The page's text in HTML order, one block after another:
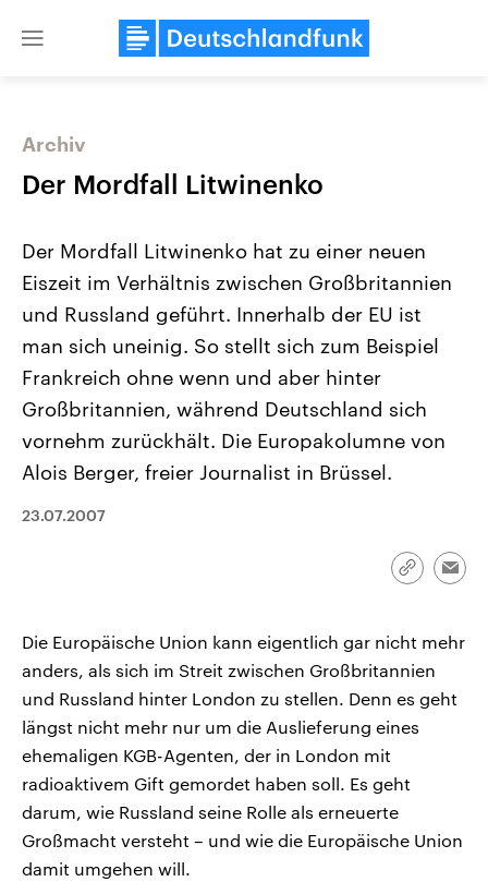
Close
Landtagswahl Sachsen-Anhalt
Alle Informationen
Sachsen-Anhalt wählt am 6.
September 2026 einen neuen
Landtag. Seit 2021 wird das
Bundesland von einer Koalition aus
Umfragen, Prognosen,
USA
Aktuelle Beiträge,
Hintergründe
Wirtschaftlich und
gehören die Vereinigten
den mächtigsten Ländern
mit großem Einfluss auf
Archiv
Der Mordfall Litwinenko
Der Mordfall Litwinenko hat zu einer neuen
Eiszeit im Verhältnis zwischen Großbritannien
und Russland geführt. Innerhalb der EU ist
man sich uneinig. So stellt sich zum Beispiel
Frankreich ohne wenn und aber hinter
Großbritannien, während Deutschland sich
vornehm zurückhält. Die Europakolumne von
Alois Berger, freier Journalist in Brüssel.
23.07.2007
Link
Die Europäische Union kann eigentlich gar nicht mehr
anders, als sich im Streit zwischen Großbritannien
und Russland hinter London zu stellen. Denn es geht
längst nicht mehr nur um die Auslieferung eines
ehemaligen KGB-Agenten, der in London mit
radioaktivem Gift gemordet haben soll. Es geht
darum, wie Russland seine Rolle als erneuerte
Großmacht versteht – und wie die Europäische Union
damit umgehen will.